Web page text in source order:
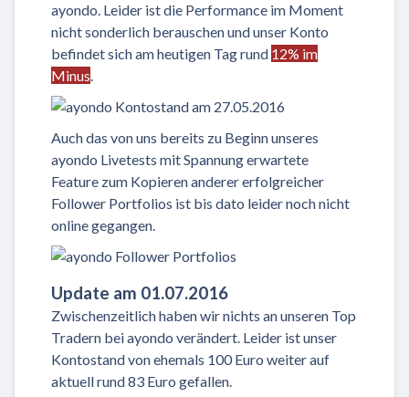
ayondo. Leider ist die Performance im Moment
nicht sonderlich berauschen und unser Konto
befindet sich am heutigen Tag rund 12% im
Minus.
Auch das von uns bereits zu Beginn unseres
ayondo Livetests mit Spannung erwartete
Feature zum Kopieren anderer erfolgreicher
Follower Portfolios ist bis dato leider noch nicht
online gegangen.
Update am 01.07.2016
Zwischenzeitlich haben wir nichts an unseren Top
Tradern bei ayondo verändert. Leider ist unser
Kontostand von ehemals 100 Euro weiter auf
aktuell rund 83 Euro gefallen.